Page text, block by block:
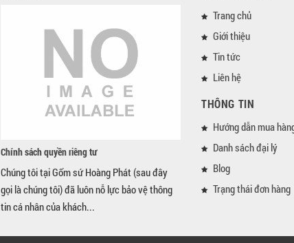
Chính sách quyền riêng tư
Chúng tôi tại Gốm sứ Hoàng Phát (sau đây
gọi là chúng tôi) đã luôn nỗ lực bảo vệ thông
tin cá nhân của khách...
Trang chủ
Giới thiệu
Tin tức
Liên hệ
THÔNG TIN
Hướng dẫn mua
Danh sách đại lý
Blog
Trạng thái đơn hàng